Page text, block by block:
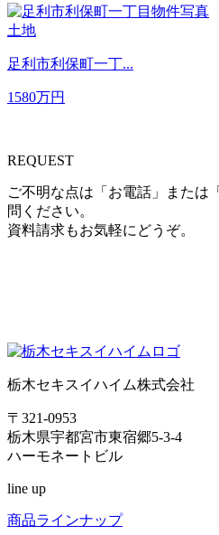
土地
足利市利保町一丁...
1580万円
REQUEST
ご不明な点は「お電話」または
問ください。
資料請求もお気軽にどうぞ。
栃木セキスイハイム株式会社
〒321-0953
栃木県宇都宮市東宿郷5-3-4
ハーモネートビル
line up
商品ラインナップ